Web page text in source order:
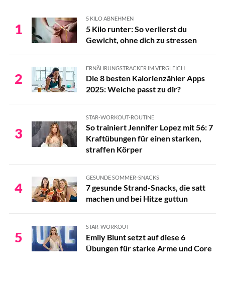
1
5 KILO ABNEHMEN
5 Kilo runter: So verlierst du
Gewicht, ohne dich zu stressen
2
ERNÄHRUNGSTRACKER IM VERGLEICH
Die 8 besten Kalorienzähler Apps
2025: Welche passt zu dir?
3
STAR-WORKOUT-ROUTINE
So trainiert Jennifer Lopez mit 56: 7
Kraftübungen für einen starken,
straffen Körper
4
GESUNDE SOMMER-SNACKS
7 gesunde Strand-Snacks, die satt
machen und bei Hitze guttun
5
STAR-WORKOUT
Emily Blunt setzt auf diese 6
Übungen für starke Arme und Core